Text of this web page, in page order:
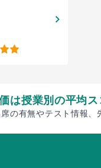
は授業別の平均ス
の有無やテスト情報、